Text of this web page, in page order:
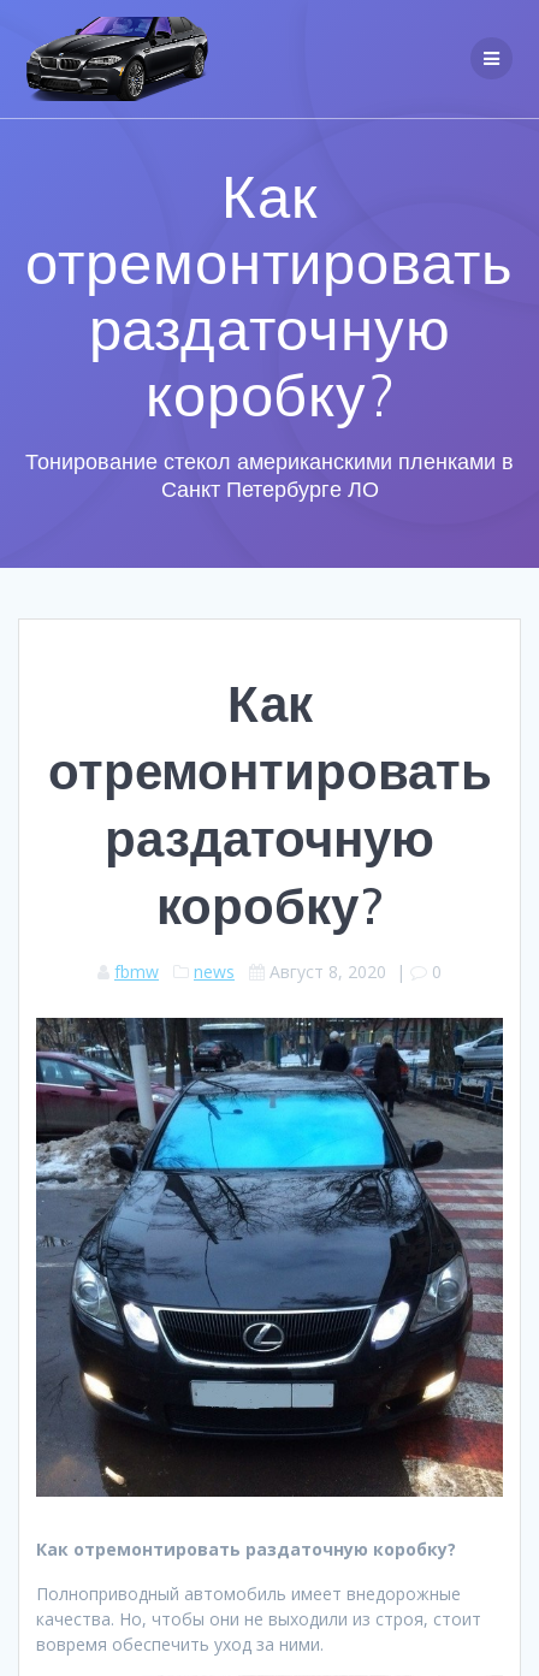
Как
отремонтировать
раздаточную
коробку?
Тонирование стекол американскими пленками в
Санкт Петербурге ЛО
Как
отремонтировать
раздаточную
коробку?
fbmw news Август 8, 2020 | 0
Как отремонтировать раздаточную коробку?
Полноприводный автомобиль имеет внедорожные
качества. Но, чтобы они не выходили из строя, стоит
вовремя обеспечить уход за ними.